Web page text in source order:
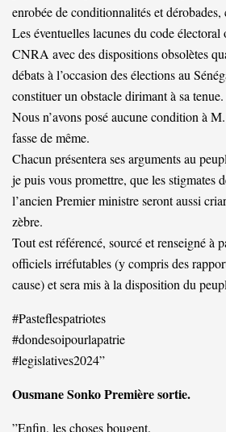
enrobée de conditionnalités et
Les éventuelles lacunes du code
CNRA avec des dispositions obsolètes
débats à l’occasion des élections au
constituer un obstacle dirimant à sa tenue.
Nous n’avons posé aucune condition à
fasse de même.
Chacun présentera ses arguments au
je puis vous promettre, que les stigmates
l’ancien Premier ministre seront aussi
zèbre.
Tout est référencé, sourcé et renseigné à
officiels irréfutables (y compris des
cause) et sera mis à la disposition du
#Pasteflespatriotes
#dondesoipourlapatrie
#legislatives2024”
Ousmane Sonko Première sortie.
”Enfin, les choses bougent.